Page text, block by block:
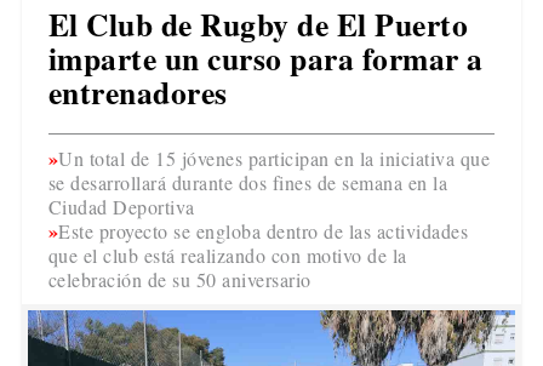
El Club de Rugby de El Puerto
imparte un curso para formar a
entrenadores
Un total de 15 jóvenes participan en la iniciativa que
se desarrollará durante dos fines de semana en la
Ciudad Deportiva
Este proyecto se engloba dentro de las actividades
que el club está realizando con motivo de la
celebración de su 50 aniversario